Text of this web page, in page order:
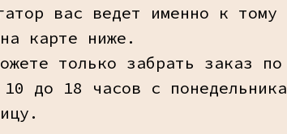
вас ведет именно к тому
карте ниже.
только забрать заказ по
10 до 18 часов с понедельника